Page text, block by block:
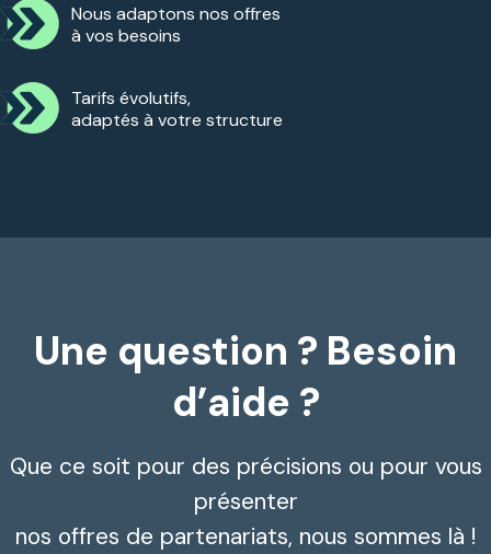
Nous adaptons nos offres
à vos besoins
Tarifs évolutifs,
adaptés à votre structure
Une question ? Besoin
d’aide ?
Que ce soit pour des précisions ou pour vous
présenter
nos offres de partenariats, nous sommes là !